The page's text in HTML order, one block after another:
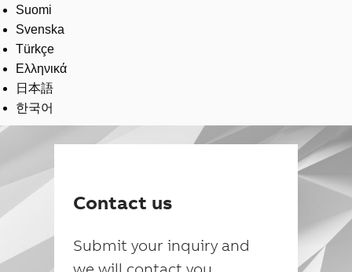
Suomi
Svenska
Türkçe
Ελληνικά
日本語
한국어
Contact us
Submit your inquiry and